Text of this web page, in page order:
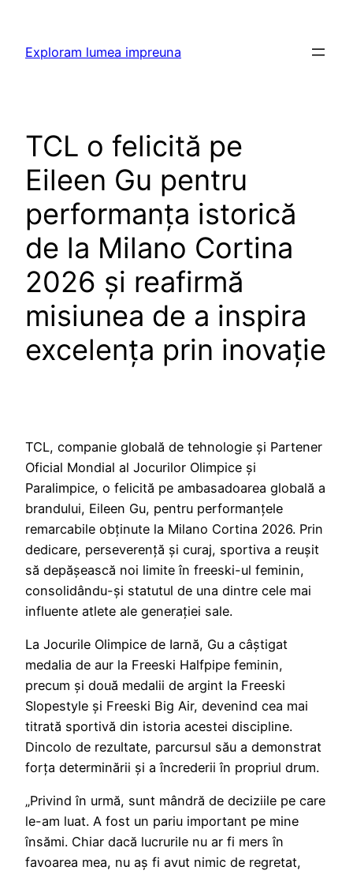
content
Exploram lumea impreuna
TCL o felicită pe
Eileen Gu pentru
performanța istorică
de la Milano Cortina
2026 și reafirmă
misiunea de a inspira
excelența prin inovație
TCL, companie globală de tehnologie și Partener
Oficial Mondial al Jocurilor Olimpice și
Paralimpice, o felicită pe ambasadoarea globală a
brandului, Eileen Gu, pentru performanțele
remarcabile obținute la Milano Cortina 2026. Prin
dedicare, perseverență și curaj, sportiva a reușit
să depășească noi limite în freeski-ul feminin,
consolidându-și statutul de una dintre cele mai
influente atlete ale generației sale.
La Jocurile Olimpice de Iarnă, Gu a câștigat
medalia de aur la Freeski Halfpipe feminin,
precum și două medalii de argint la Freeski
Slopestyle și Freeski Big Air, devenind cea mai
titrată sportivă din istoria acestei discipline.
Dincolo de rezultate, parcursul său a demonstrat
forța determinării și a încrederii în propriul drum.
„Privind în urmă, sunt mândră de deciziile pe care
le-am luat. A fost un pariu important pe mine
însămi. Chiar dacă lucrurile nu ar fi mers în
favoarea mea, nu aș fi avut nimic de regretat,